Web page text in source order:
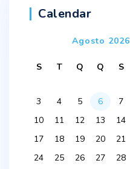
Calendar
Agosto 2026
S T Q Q S
3
4 5 6 7
10
11 12 13 14
17
18 19 20 21
24
25 26 27 28